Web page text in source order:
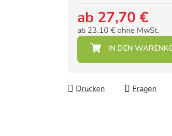
ab 27,70 €
ab 23,10 €ohne MwSt.
Verkaufspreis:
Drucken Fragen